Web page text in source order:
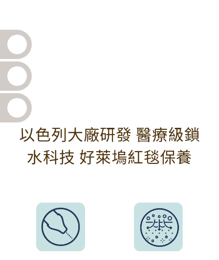
以色列大廠研發 醫療級鎖
水科技 好萊塢紅毯保養